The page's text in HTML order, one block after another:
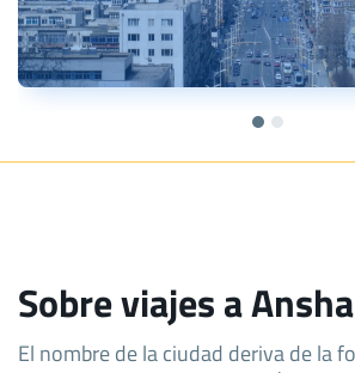
Sobre viajes a
El nombre de la ciudad deriva de la